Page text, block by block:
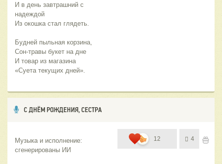
И в день завтрашний с
надеждой
Из окошка стал глядеть.
Будней пыльная корзина,
Сон-травы букет на дне
И товар из магазина
«Суета текущих дней».
С ДНЁМ РОЖДЕНИЯ, СЕСТРА
Музыка и исполнение:
сгенерированы ИИ
12 4